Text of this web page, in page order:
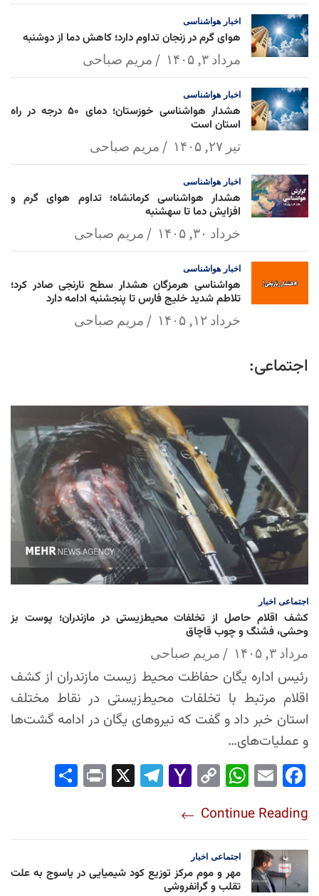
p
k
l
اخبار هواشناسی
هوای گرم در زنجان تداوم دارد؛ کاهش دما از دوشنبه
مرداد ۳, ۱۴۰۵ مریم صباحی
اخبار هواشناسی
هشدار هواشناسی خوزستان؛ دمای ۵۰ درجه در راه
استان است
تیر ۲۷, ۱۴۰۵ مریم صباحی
اخبار هواشناسی
هشدار هواشناسی کرمانشاه؛ تداوم هوای گرم و
افزایش دما تا سهشنبه
خرداد ۳۰, ۱۴۰۵ مریم صباحی
اخبار هواشناسی
هواشناسی هرمزگان هشدار سطح نارنجی صادر کرد؛
تلاطم شدید خلیج فارس تا پنجشنبه ادامه دارد
خرداد ۱۲, ۱۴۰۵ مریم صباحی
اجتماعی:
اجتماعی اخبار
کشف اقلام حاصل از تخلفات محیط‌زیستی در مازندران؛ پوست بز
وحشی، فشنگ و چوب قاچاق
مرداد ۳, ۱۴۰۵ مریم صباحی
رئیس اداره یگان حفاظت محیط زیست مازندران از کشف
اقلام مرتبط با تخلفات محیط‌زیستی در نقاط مختلف
استان خبر داد و گفت که نیروهای یگان در ادامه گشت‌ها
و عملیات‌های…
Fac
ok
Em
Wh
Ap
p
Co
Lin
k
Yah
l
Tel
Pri
Continue Reading
اجتماعی اخبار
مهر و موم مرکز توزیع کود شیمیایی در یاسوج به علت
تقلب و گرانفروشی